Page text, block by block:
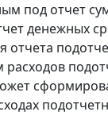
под отчет
денежных